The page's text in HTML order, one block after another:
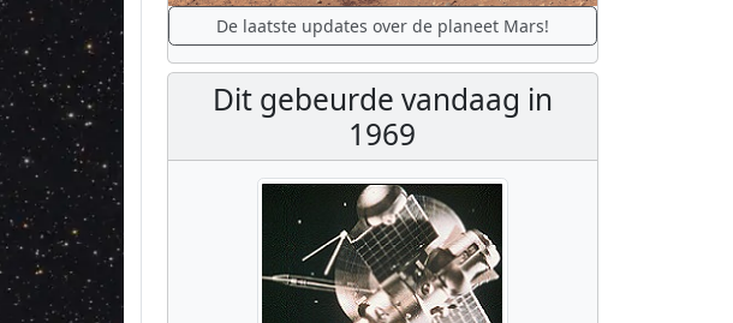
De laatste updates over de planeet Mars!
Dit gebeurde vandaag in
1969